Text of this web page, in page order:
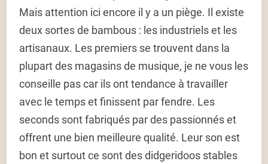
Mais attention ici encore il y a un piège. Il existe
deux sortes de bambous : les industriels et les
artisanaux. Les premiers se trouvent dans la
plupart des magasins de musique, je ne vous les
conseille pas car ils ont tendance à travailler
avec le temps et finissent par fendre. Les
seconds sont fabriqués par des passionnés et
offrent une bien meilleure qualité. Leur son est
bon et surtout ce sont des didgeridoos stables